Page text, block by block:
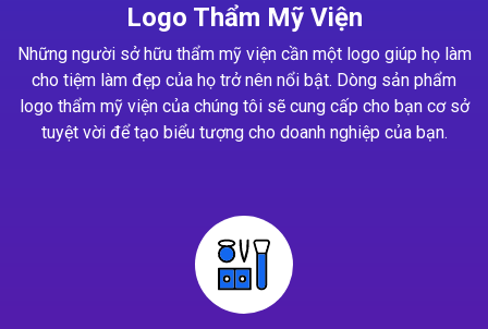
Logo Thẩm Mỹ Viện
Những người sở hữu thẩm mỹ viện cần một logo giúp họ làm
cho tiệm làm đẹp của họ trở nên nổi bật. Dòng sản phẩm
logo thẩm mỹ viện của chúng tôi sẽ cung cấp cho bạn cơ sở
tuyệt vời để tạo biểu tượng cho doanh nghiệp của bạn.